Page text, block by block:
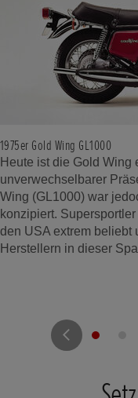
1975er Gold Wing GL1000
Heute ist die Gold Wing
unverwechselbarer
Wing (GL1000) war
konzipiert.
den USA extrem beliebt
Herstellern in dieser